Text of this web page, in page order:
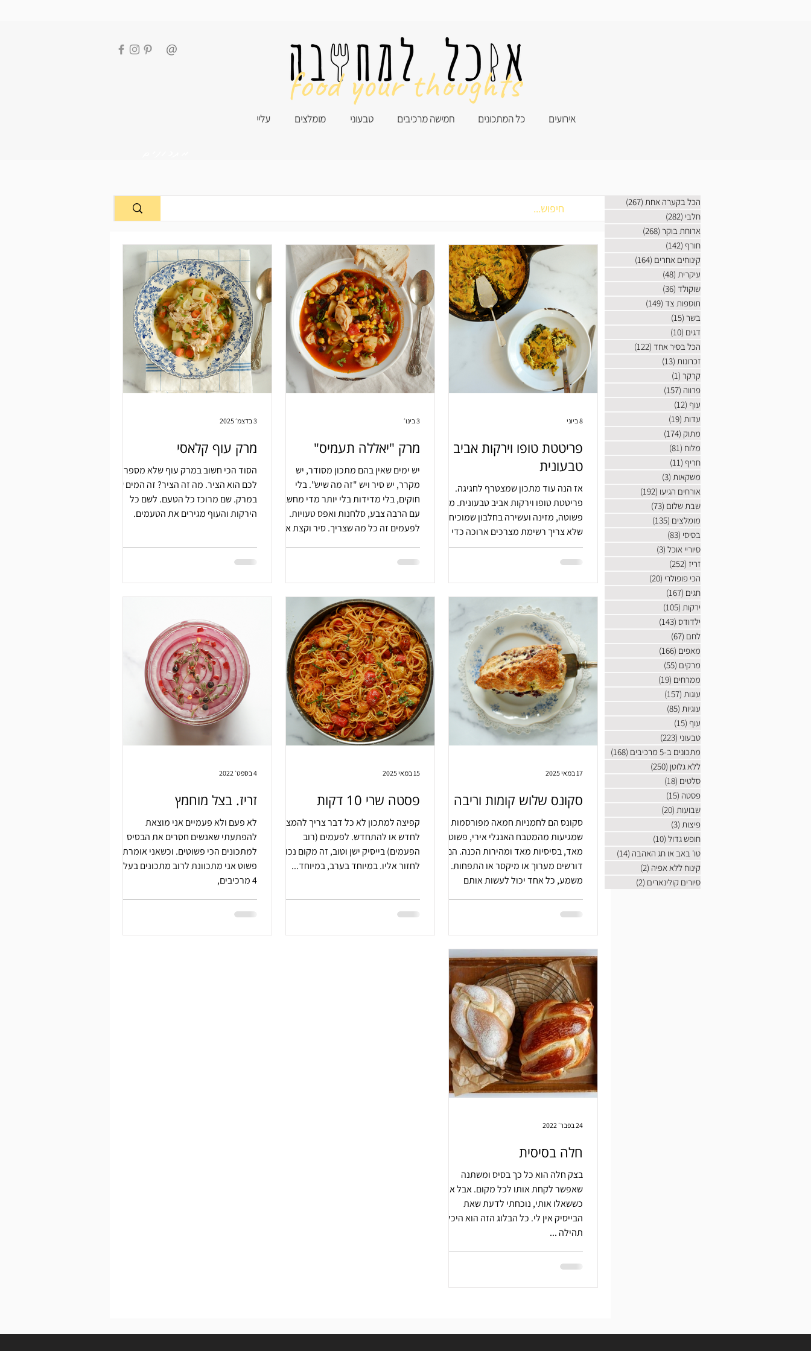
עליי מומלצים טבעוני חמישה מרכיבים כל המתכונים אירועים
food your thoughts
פריטטת טופו וירקות אביב
טבעונית
אז הנה עוד מתכון שמצטרף לחגיגה.
פריטטת טופו וירקות אביב טבעונית. מנה
פשוטה, מזינה ועשירה בחלבון שמוכיחה
שלא צריך רשימת מצרכים ארוכה כדי
להכין משהו ממש טעים.
8 ביוני
מרק "יאללה תעמיס"
יש ימים שאין בהם מתכון מסודר, יש
מקרר, יש סיר ויש "זה מה שיש". בלי
חוקים, בלי מדידות בלי יותר מדי מחשבה,
עם הרבה צבע, סלחנות ואפס טעויות.
לפעמים זה כל מה שצריך. סיר וקצת אומץ
3 בינו׳
מרק עוף קלאסי
הסוד הכי חשוב במרק עוף שלא מספרים
לכם הוא הציר. מה זה הציר? זה המים שיש
במרק. שם מרוכז כל הטעם. לשם כל
הירקות והעוף מגירים את הטעמים.
3 בדצמ׳ 2025
סקונס שלוש קומות וריבה
סקונס הם לחמניות חמאה מפורסמות
שמגיעות מהמטבח האנגלי אירי, פשוטות
מאד, בסיסיות מאד ומהירות הכנה. הם לא
דורשים מערוך או מיקסר או התפחות.
משמע, כל אחד יכול לעשות אותם
17 במאי 2025
פסטה שרי 10 דקות
קפיצה למתכון לא כל דבר צריך להמציא,
לחדש או להתחדש. לפעמים (רוב
הפעמים) בייסיק ישן וטוב, זה מקום נכון
לחזור אליו. במיוחד בערב, במיוחד...
15 במאי 2025
זריז. בצל מוחמץ
לא פעם ולא פעמיים אני מוצאת
להפתעתי שאנשים חסרים את הבסיס
למתכונים הכי פשוטים. וכשאני אומרת
4 מרכיבים,
4 בספט׳ 2022
חלה בסיסית
בצק חלה הוא כל כך בסיס ומשתנה
שאפשר לקחת אותו לכל מקום. אבל אז
כששאלו אותי, נוכחתי לדעת שאת
הבייסיק אין לי. כל הבלוג הזה הוא היכל
תהילה ...
24 בפבר׳ 2022
הכל בקערה אחת (267)
חלבי (282)
ארוחת בוקר (268)
חורף (142)
קינוחים אחרים (164)
עיקרית (48)
שוקולד (36)
תוספות צד (149)
בשר (15)
דגים (10)
הכל בסיר אחד (122)
זכרונות (13)
קרקר (1)
פרווה (157)
עוף (12)
עדות (19)
מתוק (174)
מלוח (81)
חריף (11)
משקאות (3)
אורחים הגיעו (192)
שבת שלום (73)
מומלצים (135)
בסיסי (83)
סיוריי אוכל (3)
זריז (252)
הכי פופולרי (20)
חגים (167)
ירקות (105)
ילדודס (143)
לחם (67)
מאפים (166)
מרקים (55)
ממרחים (19)
עוגות (157)
עוגיות (85)
עוף (15)
טבעוני (223)
מתכונים ב-5 מרכיבים
(168)
ללא גלוטן (250)
סלטים (18)
פסטה (15)
שבועות (20)
פיצות (3)
חופש גדול (10)
טו' באב או חג האהבה (14)
קינוח ללא אפיה (2)
סיורים קולינארים (2)